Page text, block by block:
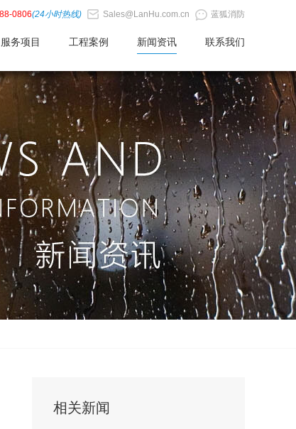
0806(24小时热线) Sales@LanHu.com.cn 蓝狐消防
服务项目 工程案例 新闻资讯 联系我们
相关新闻